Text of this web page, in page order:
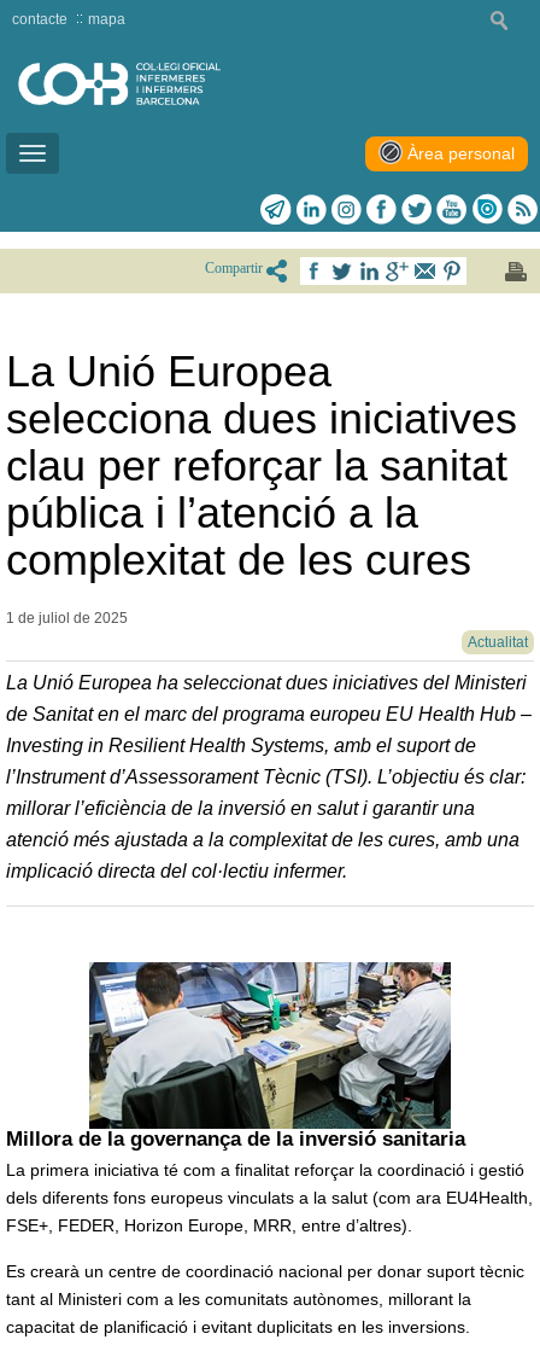
Toggle
contacte mapa
Àrea personal
Compartir
La Unió Europea
selecciona dues iniciatives
clau per reforçar la sanitat
pública i l’atenció a la
complexitat de les cures
1 de juliol de 2025
Actualitat
La Unió Europea ha seleccionat dues iniciatives del Ministeri
de Sanitat en el marc del programa europeu EU Health Hub –
Investing in Resilient Health Systems, amb el suport de
l’Instrument d’Assessorament Tècnic (TSI). L’objectiu és clar:
millorar l’eficiència de la inversió en salut i garantir una
atenció més ajustada a la complexitat de les cures, amb una
implicació directa del col·lectiu infermer.
Millora de la governança de la inversió sanitaria
La primera iniciativa té com a finalitat reforçar la coordinació i gestió
dels diferents fons europeus vinculats a la salut (com ara EU4Health,
FSE+, FEDER, Horizon Europe, MRR, entre d’altres).
Es crearà un centre de coordinació nacional per donar suport tècnic
tant al Ministeri com a les comunitats autònomes, millorant la
capacitat de planificació i evitant duplicitats en les inversions.